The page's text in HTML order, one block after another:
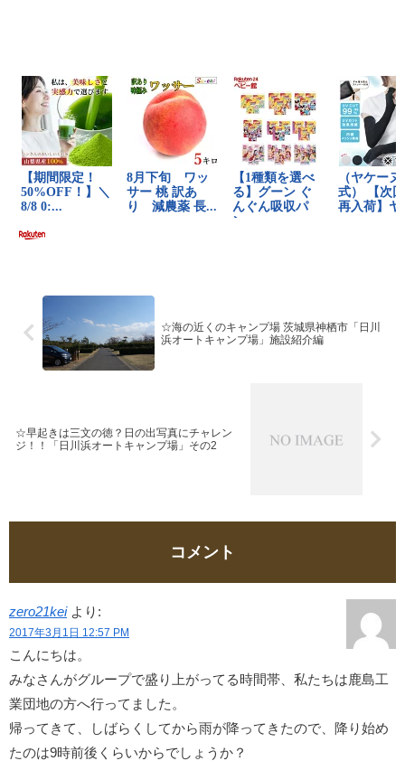
☆海の近くのキャンプ場 茨城県神栖市「日川
浜オートキャンプ場」施設紹介編
☆早起きは三文の徳？日の出写真にチャレン
ジ！！「日川浜オートキャンプ場」その2
コメント
zero21kei より:
2017年3月1日 12:57 PM
こんにちは。
みなさんがグループで盛り上がってる時間帯、私たちは鹿島工
業団地の方へ行ってました。
帰ってきて、しばらくしてから雨が降ってきたので、降り始め
たのは9時前後くらいからでしょうか？